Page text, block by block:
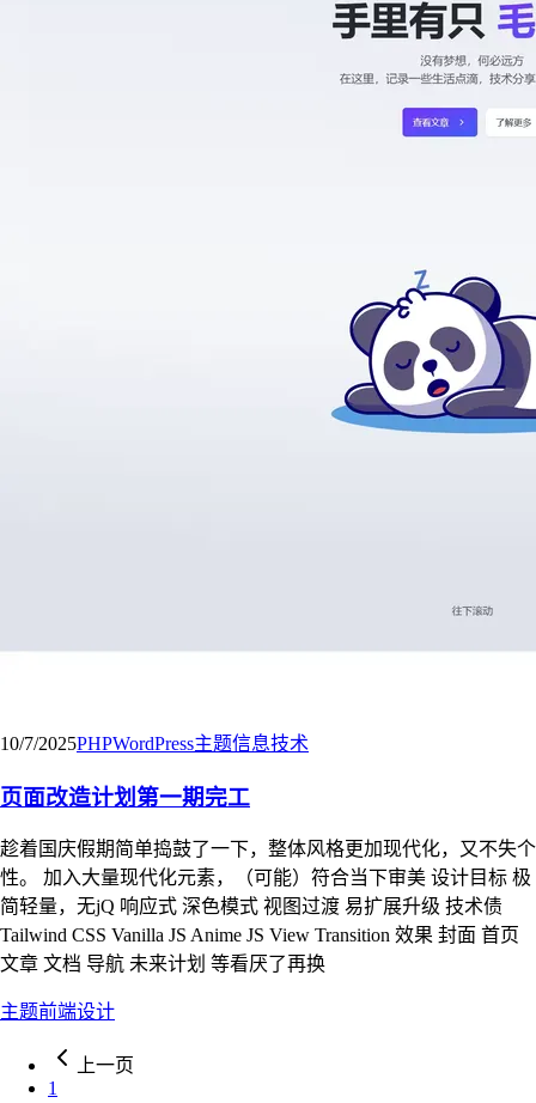
10/7/2025PHPWordPress主题信息技术
页面改造计划第一期完工
趁着国庆假期简单捣鼓了一下，整体风格更加现代化，又不失个
性。 加入大量现代化元素，（可能）符合当下审美 设计目标 极
简轻量，无jQ 响应式 深色模式 视图过渡 易扩展升级 技术债
Tailwind CSS Vanilla JS Anime JS View Transition 效果 封面 首页
文章 文档 导航 未来计划 等看厌了再换
主题前端设计
上一页
1